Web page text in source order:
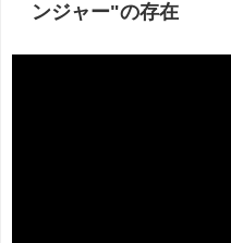
ンジャー"の存在